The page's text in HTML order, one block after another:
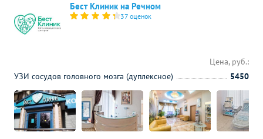
Бест Клиник на Речном
37 оценок
Цена, руб.:
УЗИ сосудов головного мозга (дуплексное)
5450